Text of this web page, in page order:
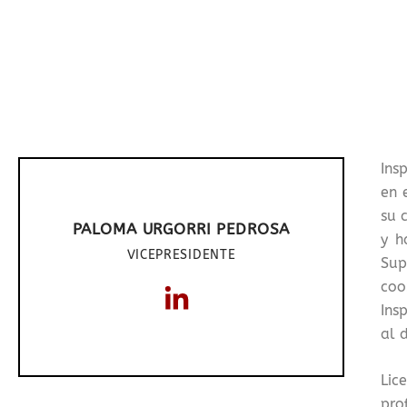
PALOMA URGORRI PEDROSA
VICEPRESIDENTE
en
su
y
al